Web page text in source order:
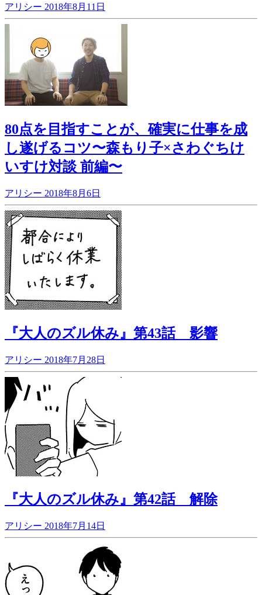
アリシー 2018年8月11日
80点を目指すことが、確実に仕事を成
し遂げるコツ〜森もり子×さわぐちけ
いすけ対談 前編〜
アリシー 2018年8月6日
『大人のズル休み』第43話 影響
アリシー 2018年7月28日
『大人のズル休み』第42話 解除
アリシー 2018年7月14日